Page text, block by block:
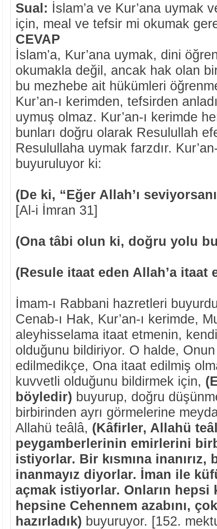
Sual: İslam’a ve Kur’ana uymak
için, meal ve tefsir mi okumak
CEVAP
İslam’a, Kur’ana uymak, dini
okumakla değil, ancak hak olan
bu mezhebe ait hükümleri
Kur’an-ı kerimden, tefsirden
uymuş olmaz. Kur’an-ı kerimde
bunları doğru olarak Resulullah
Resulullaha uymak farzdır.
buyuruluyor ki:
(De ki, “Eğer Allah’ı
[Al-i İmran 31]
(Ona tâbi olun ki, doğru yolu
(Resule itaat eden Allah’a
İmam-ı Rabbani hazretleri
Cenab-ı Hak, Kur’an-ı kerimde,
aleyhisselama itaat etmenin,
olduğunu bildiriyor. O halde,
edilmedikçe, Ona itaat edilmiş
kuvvetli olduğunu bildirmek için,
böyledir) buyurup, doğru
birbirinden ayrı görmelerine
Allahü teâlâ, (Kâfirler, Allahü
peygamberlerinin emirlerini
istiyorlar. Bir kısmına inanırız,
inanmayız diyorlar. İman ile
açmak istiyorlar. Onların
hepsine Cehennem azabını,
hazırladık) buyuruyor. [152.